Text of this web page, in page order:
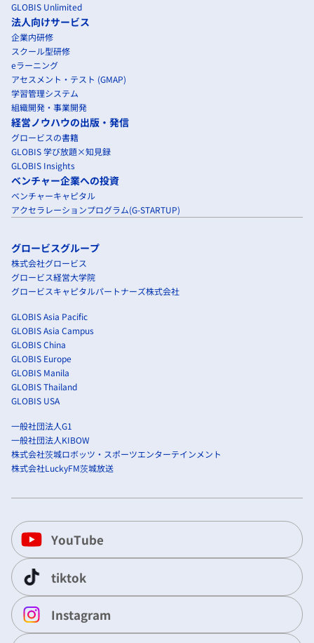
GLOBIS Unlimited
法人向けサービス
企業内研修
スクール型研修
eラーニング
アセスメント・テスト (GMAP)
学習管理システム
組織開発・事業開発
経営ノウハウの出版・発信
グロービスの書籍
GLOBIS 学び放題×知見録
GLOBIS Insights
ベンチャー企業への投資
ベンチャーキャピタル
アクセラレーションプログラム(G-STARTUP)
グロービスグループ
株式会社グロービス
グロービス経営大学院
グロービスキャピタルパートナーズ株式会社
GLOBIS Asia Pacific
GLOBIS Asia Campus
GLOBIS China
GLOBIS Europe
GLOBIS Manila
GLOBIS Thailand
GLOBIS USA
一般社団法人G1
一般社団法人KIBOW
株式会社茨城ロボッツ・スポーツエンターテインメント
株式会社LuckyFM茨城放送
YouTube
tiktok
Instagram